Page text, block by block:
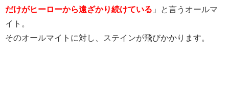
だけがヒーローから遠ざかり続けている 」と言うオールマ
イト。
そのオールマイトに対し、ステインが飛びかかります。